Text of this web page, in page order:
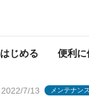
はじめる 便利に
2022/7/13 メンテナンス